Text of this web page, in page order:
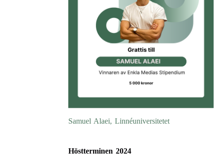
Samuel Alaei, Linnéuniversitetet
Höstterminen 2024